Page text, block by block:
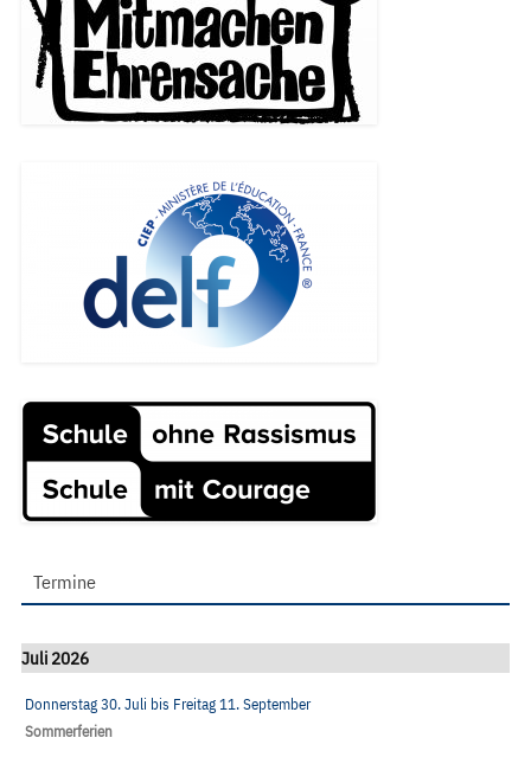
Termine
Juli 2026
Donnerstag 30. Juli bis Freitag 11. September
Sommerferien